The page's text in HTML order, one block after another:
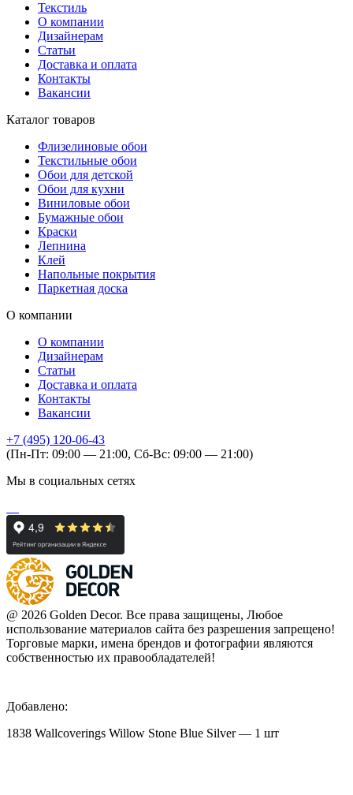
Текстиль
О компании
Дизайнерам
Статьи
Доставка и оплата
Контакты
Вакансии
Каталог товаров
Флизелиновые обои
Текстильные обои
Обои для детской
Обои для кухни
Виниловые обои
Бумажные обои
Краски
Лепнина
Клей
Напольные покрытия
Паркетная доска
О компании
О компании
Дизайнерам
Статьи
Доставка и оплата
Контакты
Вакансии
+7 (495) 120-06-43
(Пн-Пт: 09:00 — 21:00, Сб-Вс: 09:00 — 21:00)
Мы в социальных сетях
@ 2026 Golden Decor. Все права защищены, Любое
использование материалов сайта без разрешения запрещено!
Торговые марки, имена брендов и фотографии являются
собственностью их правообладателей!
Добавлено:
1838 Wallcoverings Willow Stone Blue Silver — 1 шт